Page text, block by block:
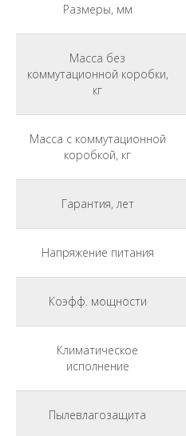
Размеры, мм
Масса без
коммутационной коробки,
кг
Масса с коммутационной
коробкой, кг
Гарантия, лет
Напряжение питания
Коэфф. мощности
Климатическое
исполнение
Пылевлагозащита